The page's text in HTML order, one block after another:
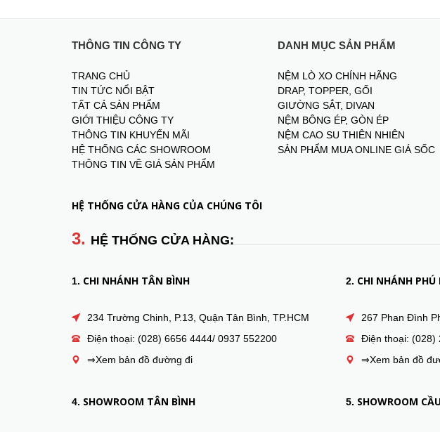
THÔNG TIN CÔNG TY
TRANG CHỦ
TIN TỨC NỔI BẬT
TẤT CẢ SẢN PHẨM
GIỚI THIỆU CÔNG TY
THÔNG TIN KHUYẾN MÃI
HỆ THỐNG CÁC SHOWROOM
THÔNG TIN VỀ GIÁ SẢN PHẨM
DANH MỤC SẢN PHẨM
NỆM LÒ XO CHÍNH HÃNG
DRAP, TOPPER, GỐI
GIƯỜNG SẮT, DIVAN
NỆM BÔNG ÉP, GÒN ÉP
NỆM CAO SU THIÊN NHIÊN
SẢN PHẨM MUA ONLINE GIÁ SỐC
HỆ THỐNG CỬA HÀNG CỦA CHÚNG TÔI
3. HỆ THỐNG CỬA HÀNG:
1. CHI NHÁNH TÂN BÌNH
234 Trường Chinh, P.13, Quận Tân Bình, TP.HCM
Điện thoại: (028) 6656 4444/ 0937 552200
⇒Xem bản đồ đường đi
2. CHI NHÁNH PHÚ
267 Phan Đình
Điện thoại: (028)
⇒Xem bản đồ
4. SHOWROOM TÂN BÌNH 5. SHOWROOM